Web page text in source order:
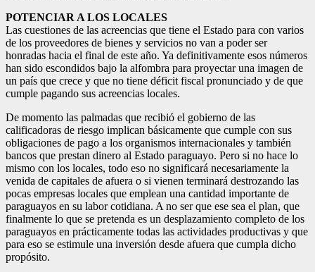
POTENCIAR A LOS LOCALES
Las cuestiones de las acreencias que tiene el Estado para con varios
de los proveedores de bienes y servicios no van a poder ser
honradas hacia el final de este año. Ya definitivamente esos números
han sido escondidos bajo la alfombra para proyectar una imagen de
un país que crece y que no tiene déficit fiscal pronunciado y de que
cumple pagando sus acreencias locales.
De momento las palmadas que recibió el gobierno de las
calificadoras de riesgo implican básicamente que cumple con sus
obligaciones de pago a los organismos internacionales y también
bancos que prestan dinero al Estado paraguayo. Pero si no hace lo
mismo con los locales, todo eso no significará necesariamente la
venida de capitales de afuera o si vienen terminará destrozando las
pocas empresas locales que emplean una cantidad importante de
paraguayos en su labor cotidiana. A no ser que ese sea el plan, que
finalmente lo que se pretenda es un desplazamiento completo de los
paraguayos en prácticamente todas las actividades productivas y que
para eso se estimule una inversión desde afuera que cumpla dicho
propósito.